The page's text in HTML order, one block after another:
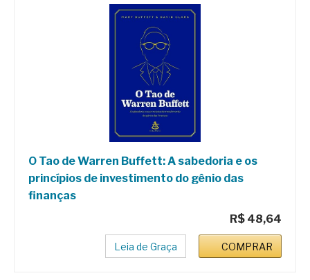
O Tao de Warren Buffett: A sabedoria e os
princípios de investimento do gênio das
finanças
R$ 48,64
Leia de Graça COMPRAR